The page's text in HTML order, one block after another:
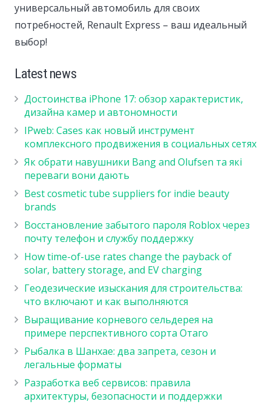
универсальный автомобиль для своих
потребностей, Renault Express – ваш идеальный
выбор!
Latest news
Достоинства iPhone 17: обзор характеристик,
дизайна камер и автономности
IPweb: Cases как новый инструмент
комплексного продвижения в социальных сетях
Як обрати навушники Bang and Olufsen та які
переваги вони дають
Best cosmetic tube suppliers for indie beauty
brands
Восстановление забытого пароля Roblox через
почту телефон и службу поддержку
How time-of-use rates change the payback of
solar, battery storage, and EV charging
Геодезические изыскания для строительства:
что включают и как выполняются
Выращивание корневого сельдерея на
примере перспективного сорта Отаго
Рыбалка в Шанхае: два запрета, сезон и
легальные форматы
Разработка веб сервисов: правила
архитектуры, безопасности и поддержки